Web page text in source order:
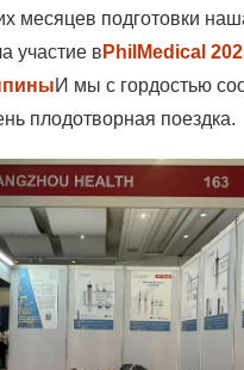
месяцев подготовки
участие в PhilMedical
И мы с гордостью
плодотворная поездка.